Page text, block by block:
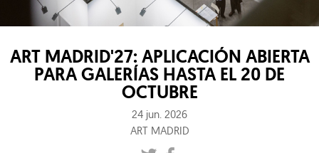
ART MADRID'27: APLICACIÓN ABIERTA
PARA GALERÍAS HASTA EL 20 DE
OCTUBRE
24 jun. 2026
ART MADRID